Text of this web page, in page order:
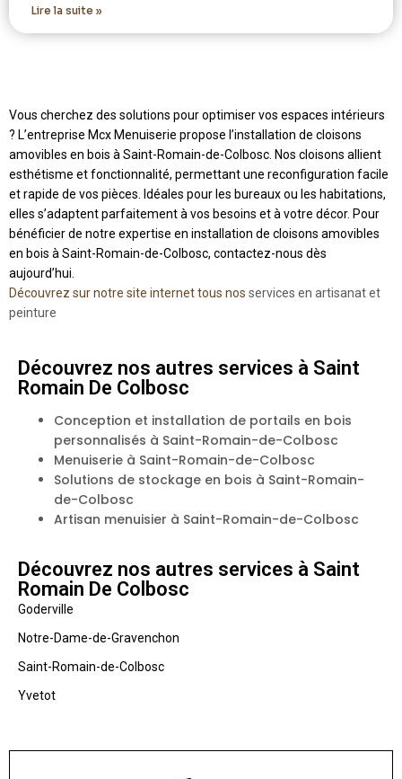
Lire la suite »
Vous cherchez des solutions pour optimiser vos espaces intérieurs
? L’entreprise Mcx Menuiserie propose l’installation de cloisons
amovibles en bois à Saint-Romain-de-Colbosc. Nos cloisons allient
esthétisme et fonctionnalité, permettant une reconfiguration facile
et rapide de vos pièces. Idéales pour les bureaux ou les habitations,
elles s’adaptent parfaitement à vos besoins et à votre décor. Pour
bénéficier de notre expertise en installation de cloisons amovibles
en bois à Saint-Romain-de-Colbosc, contactez-nous dès
aujourd’hui.
Découvrez sur notre site internet tous nos services en artisanat et
peinture
Découvrez nos autres services à Saint
Romain De Colbosc
Conception et installation de portails en bois
personnalisés à Saint-Romain-de-Colbosc
Menuiserie à Saint-Romain-de-Colbosc
Solutions de stockage en bois à Saint-Romain-
de-Colbosc
Artisan menuisier à Saint-Romain-de-Colbosc
Découvrez nos autres services à Saint
Romain De Colbosc
Goderville
Notre-Dame-de-Gravenchon
Saint-Romain-de-Colbosc
Yvetot